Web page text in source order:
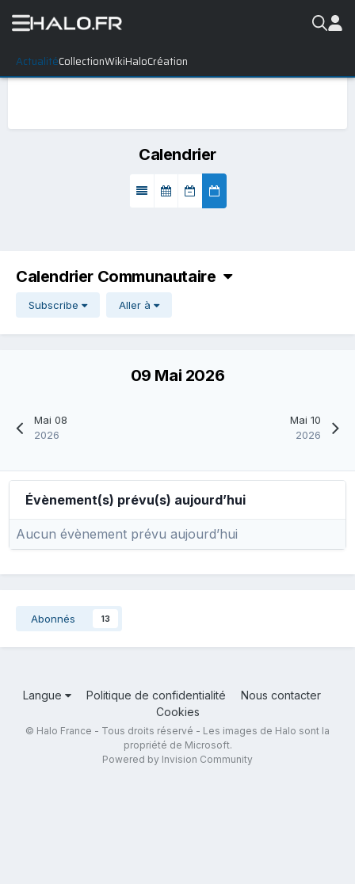
ActualitéCollectionWikiHaloCréation
Calendrier
Calendrier Communautaire
Subscribe Aller à
Mai 08
2026
09 Mai 2026
Mai 10
2026
Évènement(s) prévu(s) aujourd’hui
Aucun évènement prévu aujourd’hui
Abonnés 13
Langue Politique de confidentialité
Nous contacter
Cookies
© Halo France - Tous droits réservé - Les images de Halo sont la
propriété de Microsoft.
Powered by Invision Community